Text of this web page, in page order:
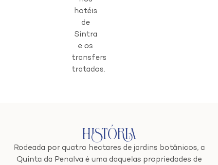
hotéis
de
Sintra
e os
transfers
tratados.
História
Rodeada por quatro hectares de jardins botânicos, a
Quinta da Penalva é uma daquelas propriedades de